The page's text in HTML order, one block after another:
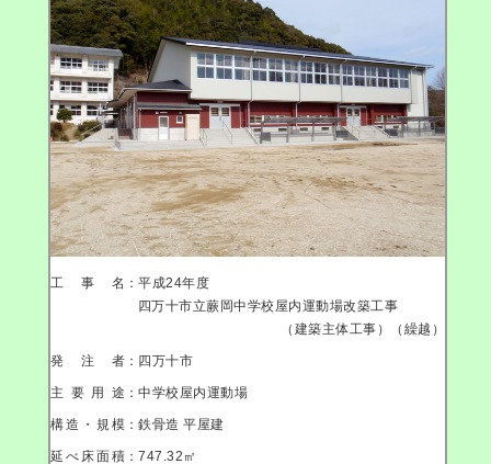
工事名 ：平成24年度
四万十市立蕨岡中学校屋内運動場改築工事
（建築主体工事）（繰越）
発注者 ：四万十市
主要用途 ：中学校屋内運動場
構造・規模 ：鉄骨造 平屋建
延べ床面積 ：747.32㎡